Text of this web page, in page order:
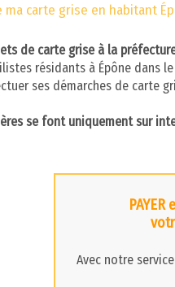
ma carte grise en habitant
de carte grise à la
résidants à Épône dans
ses démarches de carte
se font uniquement sur
PAYER
Avec notre